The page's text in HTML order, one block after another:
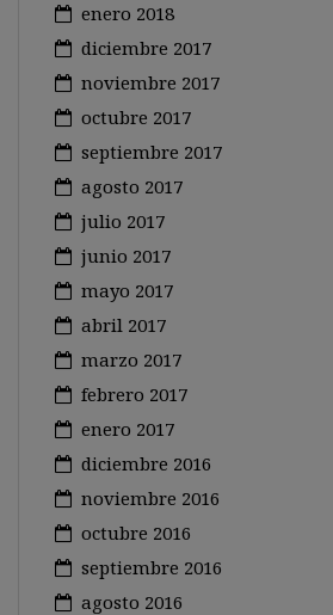
enero 2018
diciembre 2017
noviembre 2017
octubre 2017
septiembre 2017
agosto 2017
julio 2017
junio 2017
mayo 2017
abril 2017
marzo 2017
febrero 2017
enero 2017
diciembre 2016
noviembre 2016
octubre 2016
septiembre 2016
agosto 2016